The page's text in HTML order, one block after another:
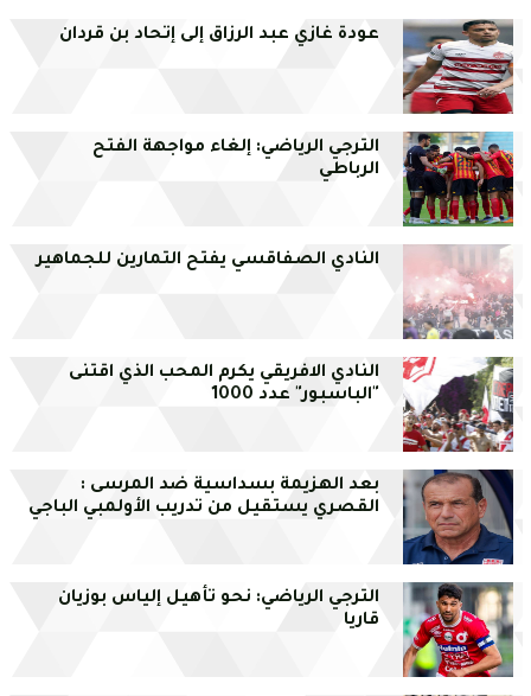
عودة غازي عبد الرزاق إلى إتحاد بن قردان
الترجي الرياضي: إلغاء مواجهة الفتح
الرباطي
النادي الصفاقسي يفتح التمارين للجماهير
النادي الافريقي يكرم المحب الذي اقتنى
"الباسبور" عدد 1000
بعد الهزيمة بسداسية ضد المرسى :
القصري يستقيل من تدريب الأولمبي الباجي
الترجي الرياضي: نحو تأهيل إلياس بوزيان
قاريا